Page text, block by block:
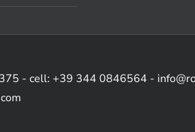
- cell: +39 344 0846564 -